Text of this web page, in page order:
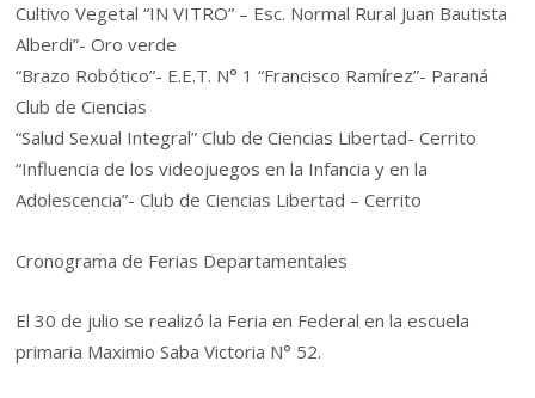
Cultivo Vegetal “IN VITRO” – Esc. Normal Rural Juan Bautista
Alberdi”- Oro verde
“Brazo Robótico”- E.E.T. N° 1 “Francisco Ramírez”- Paraná
Club de Ciencias
“Salud Sexual Integral” Club de Ciencias Libertad- Cerrito
“Influencia de los videojuegos en la Infancia y en la
Adolescencia”- Club de Ciencias Libertad – Cerrito
Cronograma de Ferias Departamentales
El 30 de julio se realizó la Feria en Federal en la escuela
primaria Maximio Saba Victoria N° 52.